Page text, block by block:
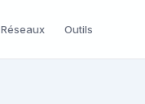
Réseaux Outils